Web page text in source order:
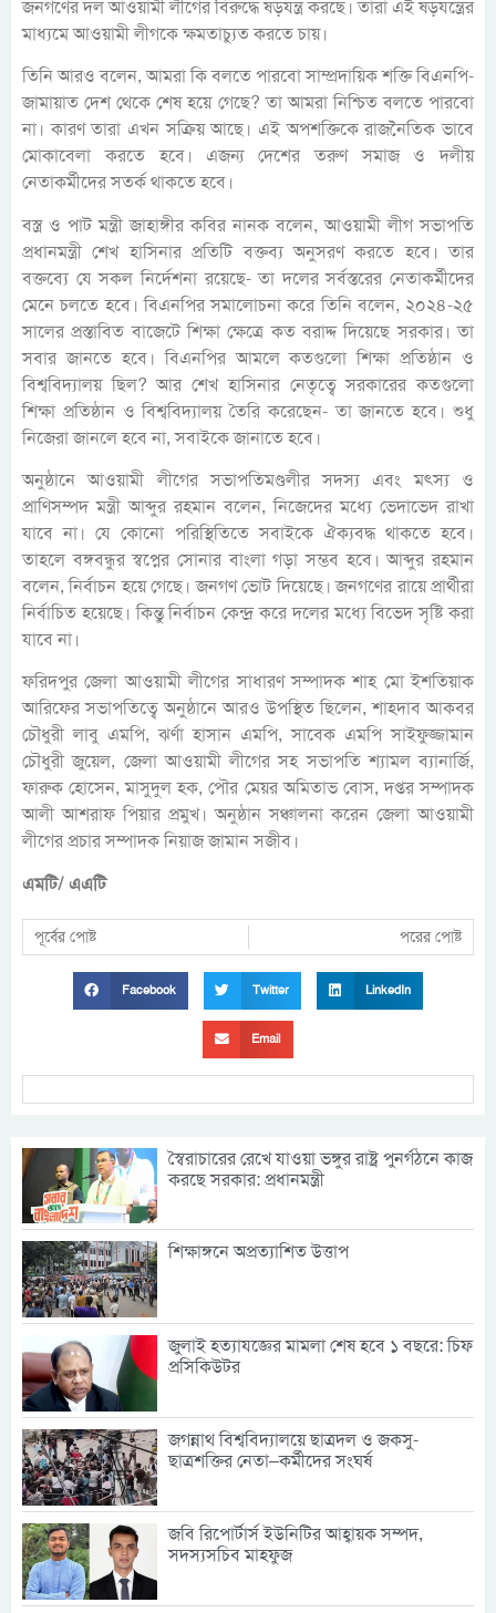
জনগণের দল আওয়ামী লীগের বিরুদ্ধে ষড়যন্ত্র করছে। তারা এই ষড়যন্ত্রের
মাধ্যমে আওয়ামী লীগকে ক্ষমতাচ্যুত করতে চায়।
তিনি আরও বলেন, আমরা কি বলতে পারবো সাম্প্রদায়িক শক্তি বিএনপি-
জামায়াত দেশ থেকে শেষ হয়ে গেছে? তা আমরা নিশ্চিত বলতে পারবো
না। কারণ তারা এখন সক্রিয় আছে। এই অপশক্তিকে রাজনৈতিক ভাবে
মোকাবেলা করতে হবে। এজন্য দেশের তরুণ সমাজ ও দলীয়
নেতাকর্মীদের সতর্ক থাকতে হবে।
বস্ত্র ও পাট মন্ত্রী জাহাঙ্গীর কবির নানক বলেন, আওয়ামী লীগ সভাপতি
প্রধানমন্ত্রী শেখ হাসিনার প্রতিটি বক্তব্য অনুসরণ করতে হবে। তার
বক্তব্যে যে সকল নির্দেশনা রয়েছে- তা দলের সর্বস্তরের নেতাকর্মীদের
মেনে চলতে হবে। বিএনপির সমালোচনা করে তিনি বলেন, ২০২৪-২৫
সালের প্রস্তাবিত বাজেটে শিক্ষা ক্ষেত্রে কত বরাদ্দ দিয়েছে সরকার। তা
সবার জানতে হবে। বিএনপির আমলে কতগুলো শিক্ষা প্রতিষ্ঠান ও
বিশ্ববিদ্যালয় ছিল? আর শেখ হাসিনার নেতৃত্বে সরকারের কতগুলো
শিক্ষা প্রতিষ্ঠান ও বিশ্ববিদ্যালয় তৈরি করেছেন- তা জানতে হবে। শুধু
নিজেরা জানলে হবে না, সবাইকে জানাতে হবে।
অনুষ্ঠানে আওয়ামী লীগের সভাপতিমণ্ডলীর সদস্য এবং মৎস্য ও
প্রাণিসম্পদ মন্ত্রী আব্দুর রহমান বলেন, নিজেদের মধ্যে ভেদাভেদ রাখা
যাবে না। যে কোনো পরিস্থিতিতে সবাইকে ঐক্যবদ্ধ থাকতে হবে।
তাহলে বঙ্গবন্ধুর স্বপ্নের সোনার বাংলা গড়া সম্ভব হবে। আব্দুর রহমান
বলেন, নির্বাচন হয়ে গেছে। জনগণ ভোট দিয়েছে। জনগণের রায়ে প্রার্থীরা
নির্বাচিত হয়েছে। কিন্তু নির্বাচন কেন্দ্র করে দলের মধ্যে বিভেদ সৃষ্টি করা
যাবে না।
ফরিদপুর জেলা আওয়ামী লীগের সাধারণ সম্পাদক শাহ মো ইশতিয়াক
আরিফের সভাপতিত্বে অনুষ্ঠানে আরও উপস্থিত ছিলেন, শাহদাব আকবর
চৌধুরী লাবু এমপি, ঝর্ণা হাসান এমপি, সাবেক এমপি সাইফুজ্জামান
চৌধুরী জুয়েল, জেলা আওয়ামী লীগের সহ সভাপতি শ্যামল ব্যানার্জি,
ফারুক হোসেন, মাসুদুল হক, পৌর মেয়র অমিতাভ বোস, দপ্তর সম্পাদক
আলী আশরাফ পিয়ার প্রমুখ। অনুষ্ঠান সঞ্চালনা করেন জেলা আওয়ামী
লীগের প্রচার সম্পাদক নিয়াজ জামান সজীব।
এমটি/ এএটি
পূর্বের পোষ্ট পরের পোষ্ট
Facebook Twitter LinkedIn
Email
স্বৈরাচারের রেখে যাওয়া ভঙ্গুর রাষ্ট্র পুনর্গঠনে কাজ
করছে সরকার: প্রধানমন্ত্রী
শিক্ষাঙ্গনে অপ্রত্যাশিত উত্তাপ
জুলাই হত্যাযজ্ঞের মামলা শেষ হবে ১ বছরে: চিফ
প্রসিকিউটর
জগন্নাথ বিশ্ববিদ্যালয়ে ছাত্রদল ও জকসু-
ছাত্রশক্তির নেতা–কর্মীদের সংঘর্ষ
জবি রিপোর্টার্স ইউনিটির আহ্বায়ক সম্পদ,
সদস্যসচিব মাহফুজ